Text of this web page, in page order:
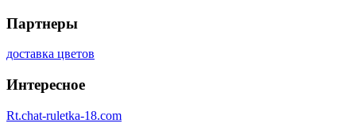
Партнеры
доставка цветов
Интересное
Rt.chat-ruletka-18.com